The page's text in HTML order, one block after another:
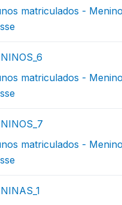
matriculados -
matriculados -
matriculados -